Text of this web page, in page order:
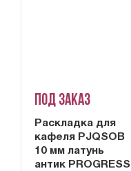
Под заказ
Раскладка для
кафеля PJQSOB
10 мм латунь
антик PROGRESS